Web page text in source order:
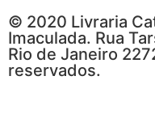
© 2020 Livraria
Imaculada. Rua
Rio de Janeiro
reservados.